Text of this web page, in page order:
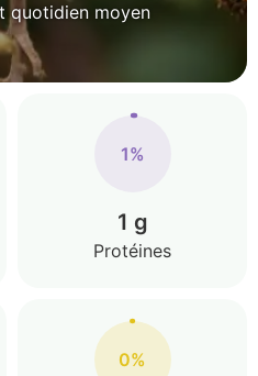
quotidien moyen
1%
1 g
Protéines
0%